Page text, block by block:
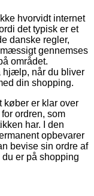
hvorvidt internet
det typisk er et
danske regler,
gennemses
området.
hjælp, når du bliver
din shopping.
køber er klar over
ordren, som
har. I den
opbevarer
bevise sin ordre af
er på shopping